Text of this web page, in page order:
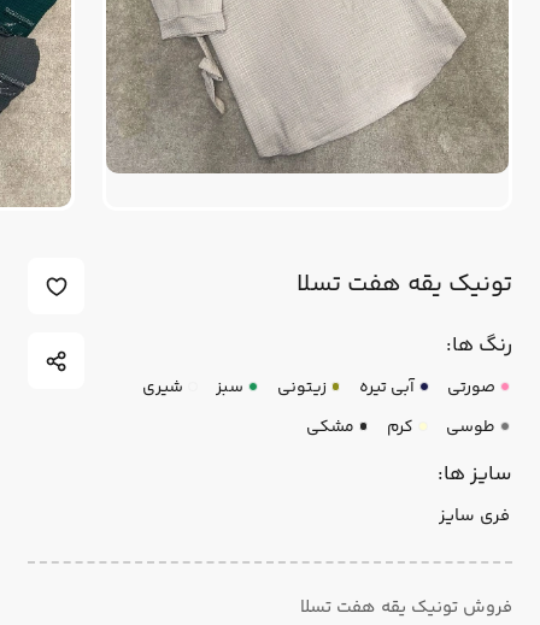
تونیک یقه هفت تسلا
رنگ ها:
صورتی آبی تیره زیتونی سبز
شیری
طوسی
کرم مشکی
سایز ها:
فری سایز
فروش تونیک یقه هفت تسلا